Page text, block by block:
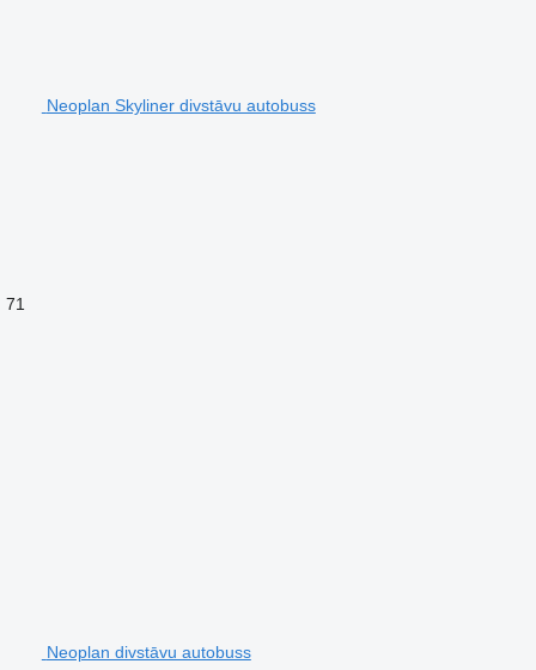
Neoplan Skyliner divstāvu autobuss
71
Neoplan divstāvu autobuss